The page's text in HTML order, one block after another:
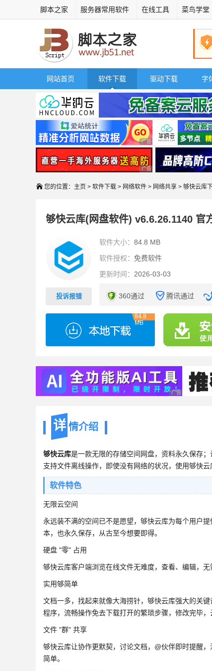
脚本之家 服务器常用软件 在线工具 菜鸟学堂
网站首页 软件下载 驱动下载 字
广告 商业广告，理性选择
广告 商业广告，理性选择
您的位置： 主页 > 软件下载 > 网络软件 > 网络共享 > 够快云库
够快云库(网盘软件) v6.6.26.1140 官
投诉报错
软件大小： 84.8 MB
软件授权： 免费软件
更新时间： 2026-03-03
360通过 腾讯通过
84.8
MB
广告 商业广告，
详 情介绍
够快云库是一款无限的存储空间网盘，资料永久保存
支持文件离线操作，即使没有网络的状况，使用够快
软件特色
无限云空间
永远装不满的空间已不是愿望，够快云库为每个用户
本，也永久保存，从古至今想要即得。
硬盘 "零" 占用
够快云库客户端浏览在线文件无难度，查看、编辑，
实用够简单
文档一多，找起来就像大海捞针，够快云库强大的关
程序，流畅操作免去下载打开的繁琐步骤，修改完毕，
文件 "群" 共享
够快云库让协作更默契，讨论文档，@伙伴即时提醒
简单。